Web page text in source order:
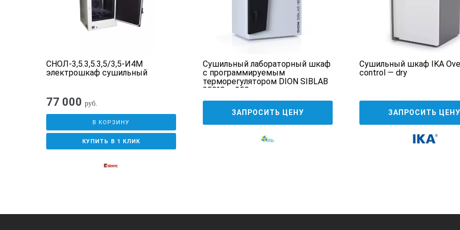
СНОЛ-3,5.3,5.3,5/3,5-И4М
электрошкаф сушильный
77 000 руб.
В КОРЗИНУ
КУПИТЬ В 1 КЛИК
Сушильный лабораторный шкаф
с программируемым
терморегулятором DION SIBLAB
350°С — 250
ЗАПРОСИТЬ ЦЕНУ
Сушильный шкаф IKA
control — dry
ЗАПРОСИТЬ ЦЕНУ